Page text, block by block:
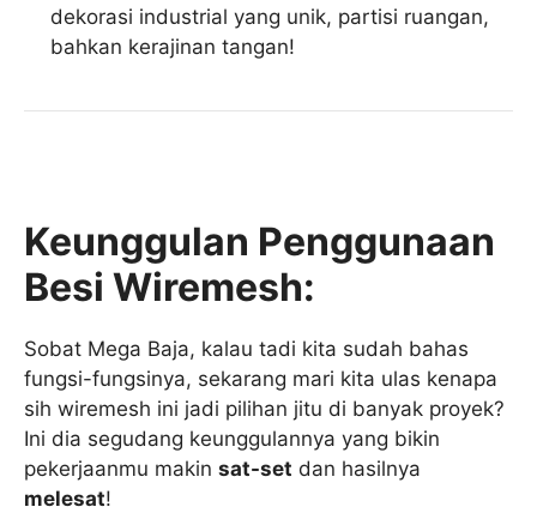
dekorasi industrial yang unik, partisi ruangan,
bahkan kerajinan tangan!
Keunggulan Penggunaan
Besi Wiremesh:
Sobat Mega Baja, kalau tadi kita sudah bahas
fungsi-fungsinya, sekarang mari kita ulas kenapa
sih wiremesh ini jadi pilihan jitu di banyak proyek?
Ini dia segudang keunggulannya yang bikin
pekerjaanmu makin sat-set dan hasilnya
melesat!